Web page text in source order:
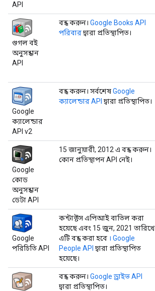
API
গুগল বই
অনুসন্ধান
API
বন্ধ করুন। Google Books API
পরিবারদ্বারা প্রতিস্থাপিত।
Google
ক্যালেন্ডার
API v2
বন্ধ করুন। সর্বশেষGoogle
ক্যালেন্ডার API দ্বারা প্রতিস্থাপিত।
Google
কোড
অনুসন্ধান
ডেটা API
15 জানুয়ারী, 2012 এ বন্ধ করুন।
কোন প্রতিস্থাপন API নেই।
Google
পরিচিতি API
কন্টাক্টস এপিআই বাতিল করা
হয়েছে এবং 15 জুন, 2021 তারিখে
এটি বন্ধ করা হবে । Google
People API দ্বারা প্রতিস্থাপিত
হয়েছে।
বন্ধ করুন। Google ড্রাইভ API
দ্বারা প্রতিস্থাপিত।